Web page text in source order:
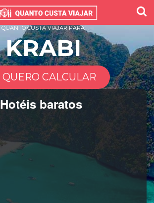
Hotéis baratos
QUANTO CUSTA VIAJAR PARA
KRABI
QUERO CALCULAR